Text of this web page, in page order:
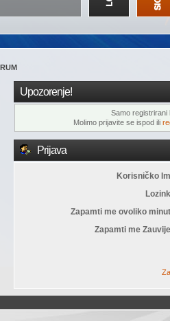
Upozorenje!
Samo registrirani
Molimo prijavite se ispod ili
Prijava
Korisničko
Zapamti me ovoliko
Zapamti me